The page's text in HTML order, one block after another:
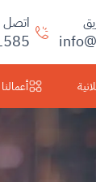
اتصل
أعمالنا